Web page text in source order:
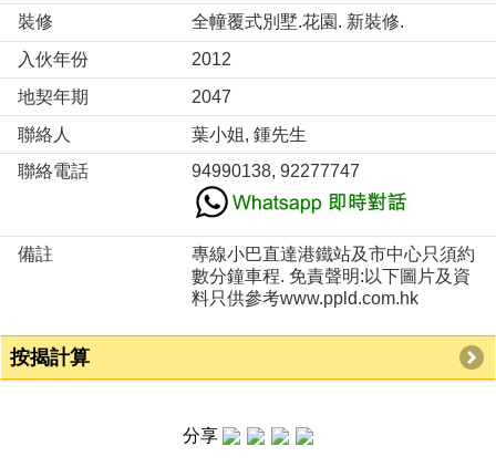
裝修
全幢覆式別墅.花園. 新裝修.
入伙年份
2012
地契年期
2047
聯絡人
葉小姐, 鍾先生
聯絡電話
94990138, 92277747
備註
專線小巴直達港鐵站及市中心只須約
數分鐘車程. 免責聲明:以下圖片及資
料只供參考www.ppld.com.hk
按揭計算
分享